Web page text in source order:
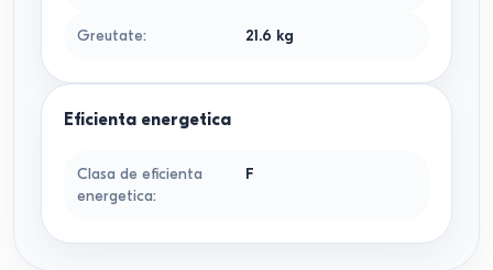
Greutate: 21.6 kg
Eficienta energetica
Clasa de eficienta
energetica:
F